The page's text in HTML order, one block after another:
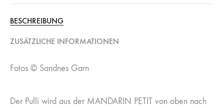
BESCHREIBUNG
ZUSÄTZLICHE INFORMATIONEN
Fotos © Sandnes Garn
Der Pulli wird aus der MANDARIN PETIT von oben nach